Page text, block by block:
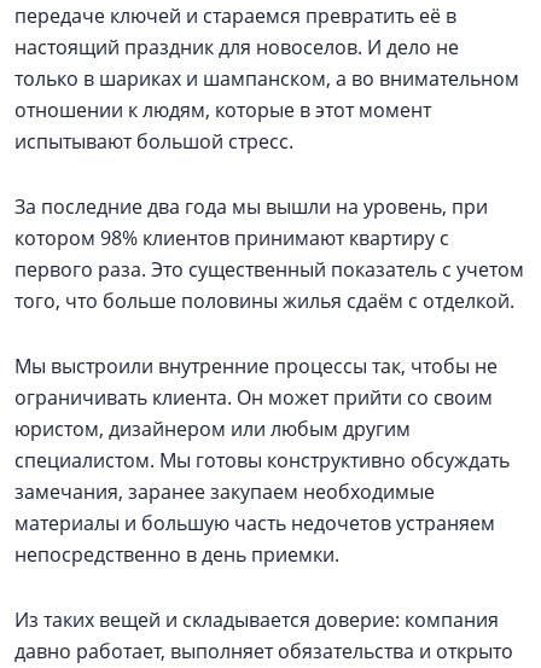
передаче ключей и стараемся превратить её в
настоящий праздник для новоселов. И дело не
только в шариках и шампанском, а во внимательном
отношении к людям, которые в этот момент
испытывают большой стресс.
За последние два года мы вышли на уровень, при
котором 98% клиентов принимают квартиру с
первого раза. Это существенный показатель с учетом
того, что больше половины жилья сдаём с отделкой.
Мы выстроили внутренние процессы так, чтобы не
ограничивать клиента. Он может прийти со своим
юристом, дизайнером или любым другим
специалистом. Мы готовы конструктивно обсуждать
замечания, заранее закупаем необходимые
материалы и большую часть недочетов устраняем
непосредственно в день приемки.
Из таких вещей и складывается доверие: компания
давно работает, выполняет обязательства и открыто